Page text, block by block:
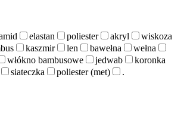
elastan poliester akryl
wiskoza
kaszmir len bawełna
wełna
włókno bambusowe jedwab
koronka
siateczka poliester (met) .